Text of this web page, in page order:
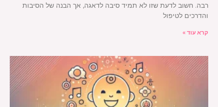
רבה. חשוב לדעת שזו לא תמיד סיבה לדאגה, אך הבנה של הסיבות
והדרכים לטיפול
קרא עוד »